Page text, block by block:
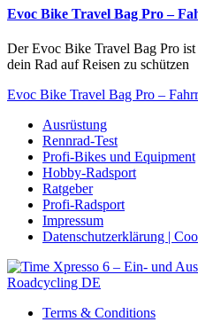
Evoc Bike Travel Bag Pro –
Der Evoc Bike Travel Bag Pro ist
dein Rad auf Reisen zu schützen
Evoc Bike Travel Bag Pro –
Ausrüstung
Rennrad-Test
Profi-Bikes und Equipment
Hobby-Radsport
Ratgeber
Profi-Radsport
Impressum
Datenschutzerklärung |
Terms & Conditions